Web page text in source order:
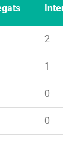
Intents
2
1
0
0